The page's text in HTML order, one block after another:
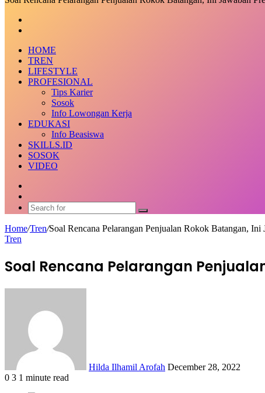
Email
HOME
TREN
LIFESTYLE
PROFESIONAL
Tips Karier
Sosok
Info Lowongan Kerja
EDUKASI
Info Beasiswa
SKILLS.ID
SOSOK
VIDEO
skin
Search
for
Home/Tren/Soal Rencana Pelarangan Penjualan Rokok Batangan, Ini
Tren
Soal Rencana Pelarangan
Hilda Ilhamil Arofah December 28, 2022
0 3 1 minute read